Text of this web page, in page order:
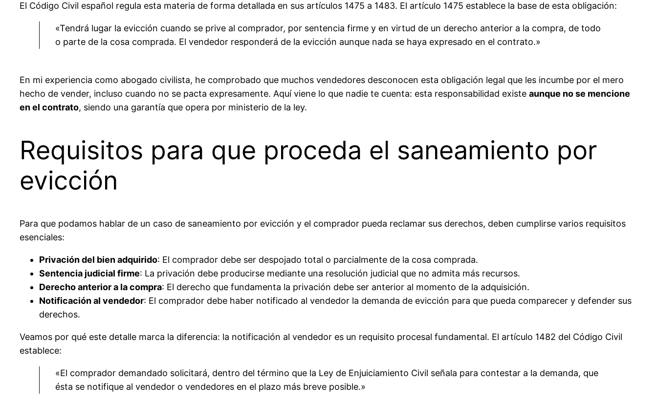
El Código Civil español regula esta materia de forma detallada en sus artículos 1475 a 1483. El artículo 1475 establece la base de esta obligación:
«Tendrá lugar la evicción cuando se prive al comprador, por sentencia firme y en virtud de un derecho anterior a la compra, de todo
o parte de la cosa comprada. El vendedor responderá de la evicción aunque nada se haya expresado en el contrato.»
En mi experiencia como abogado civilista, he comprobado que muchos vendedores desconocen esta obligación legal que les incumbe por el mero
hecho de vender, incluso cuando no se pacta expresamente. Aquí viene lo que nadie te cuenta: esta responsabilidad existe aunque no se mencione
en el contrato, siendo una garantía que opera por ministerio de la ley.
Requisitos para que proceda el saneamiento por
evicción
Para que podamos hablar de un caso de saneamiento por evicción y el comprador pueda reclamar sus derechos, deben cumplirse varios requisitos
esenciales:
Privación del bien adquirido: El comprador debe ser despojado total o parcialmente de la cosa comprada.
Sentencia judicial firme: La privación debe producirse mediante una resolución judicial que no admita más recursos.
Derecho anterior a la compra: El derecho que fundamenta la privación debe ser anterior al momento de la adquisición.
Notificación al vendedor: El comprador debe haber notificado al vendedor la demanda de evicción para que pueda comparecer y defender sus
derechos.
Veamos por qué este detalle marca la diferencia: la notificación al vendedor es un requisito procesal fundamental. El artículo 1482 del Código Civil
establece:
«El comprador demandado solicitará, dentro del término que la Ley de Enjuiciamiento Civil señala para contestar a la demanda, que
ésta se notifique al vendedor o vendedores en el plazo más breve posible.»